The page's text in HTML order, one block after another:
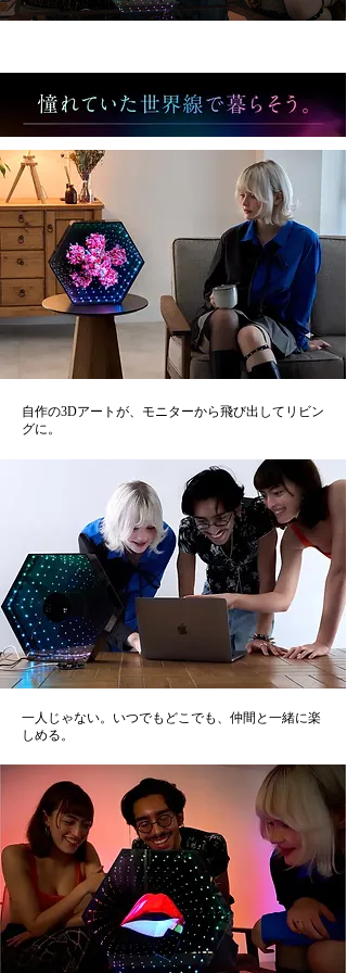
自作の3Dアートが、モニターから飛び出してリビン
グに。
一人じゃない。いつでもどこでも、仲間と一緒に楽
しめる。